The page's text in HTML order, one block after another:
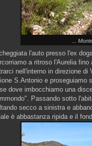
...
l'auto presso l'ex
a ritroso l'Aurelia
nell'interno in direzione di
S.Antonio e proseguiamo
dove imbocchiamo una
Passando sotto
secco a sinistra e
è abbastanza ripida e il